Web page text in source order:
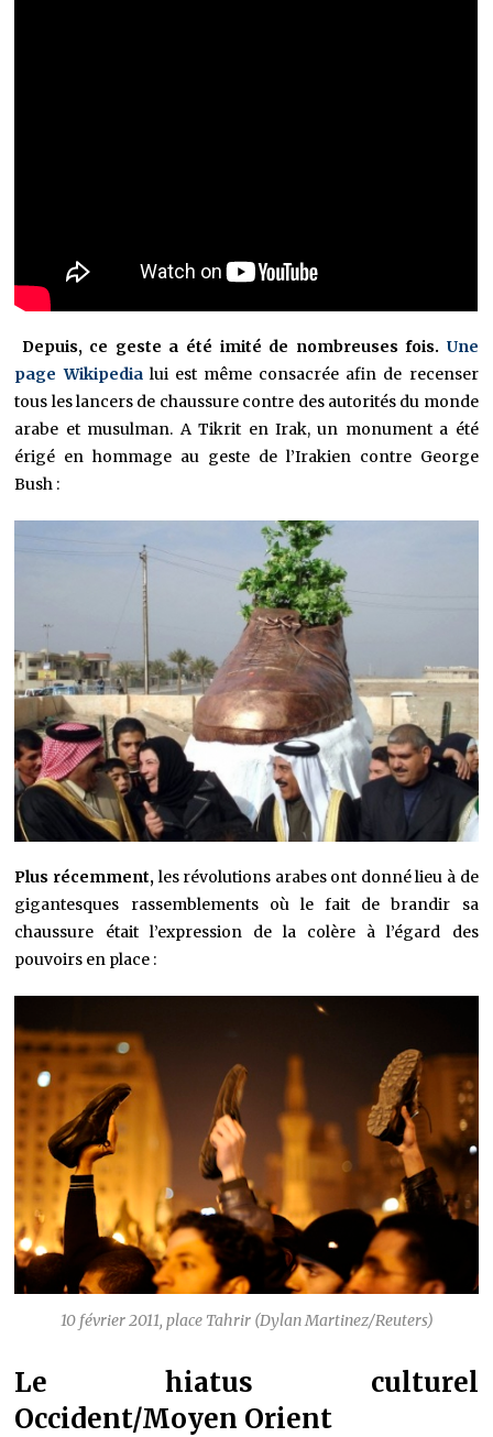
Depuis, ce geste a été imité de nombreuses fois. Une
page Wikipedialui est même consacrée afin de recenser
tous les lancers de chaussure contre des autorités du monde
arabe et musulman. A Tikrit en Irak, un monument a été
érigé en hommage au geste de l’Irakien contre George
Bush :
Plus récemment,les révolutions arabes ont donné lieu à de
gigantesques rassemblements où le fait de brandir sa
chaussure était l’expression de la colère à l’égard des
pouvoirs en place :
10 février 2011, place Tahrir (Dylan Martinez/Reuters)
Le hiatus culturel
Occident/Moyen Orient